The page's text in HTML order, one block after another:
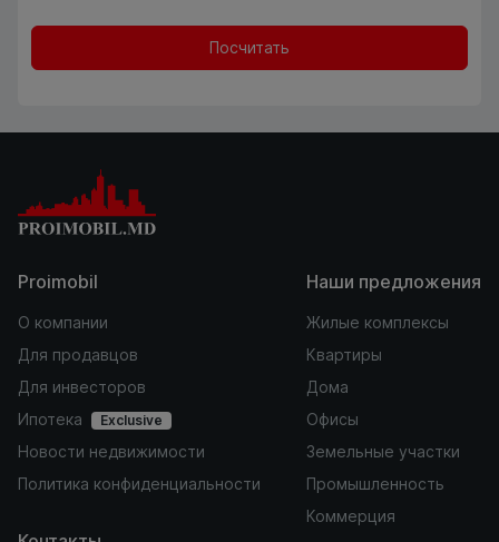
Посчитать
Proimobil
О компании
Для продавцов
Для инвесторов
Ипотека
Exclusive
Новости недвижимости
Политика конфиденциальности
Наши предложения
Жилые комплексы
Квартиры
Дома
Офисы
Земельные участки
Промышленность
Коммерция